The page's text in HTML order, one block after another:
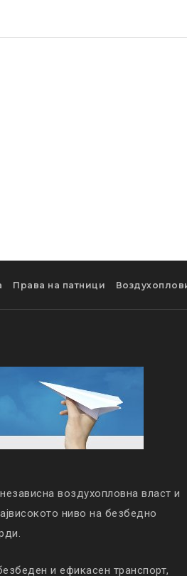
Права на патници
воздухопловна власт и
ниво на безбедно
и ефикасен транспорт,